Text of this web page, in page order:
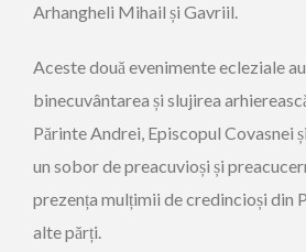
Arhangheli Mihail și Gavriil.
Aceste două evenimente ecleziale
binecuvântarea și slujirea
Părinte Andrei, Episcopul Covasnei
un sobor de preacuvioși și
prezența mulțimii de credincioși din
alte părți.